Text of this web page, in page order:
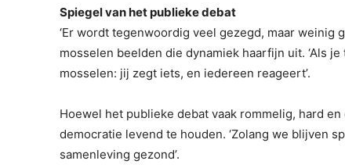
Spiegel van het publieke debat
‘Er wordt tegenwoordig veel gezegd, maar weinig
mosselen beelden die dynamiek haarfijn uit. ‘Als
mosselen: jij zegt iets, en iedereen reageert’.
Hoewel het publieke debat vaak rommelig, hard
democratie levend te houden. ‘Zolang we blijven
samenleving gezond’.